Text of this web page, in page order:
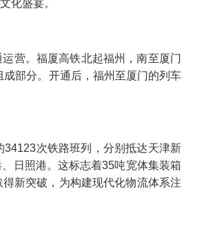
化盛宴。
。福厦高铁北起福州，南至厦门
成部分。开通后，福州至厦门的列车
次铁路班列，分别抵达天津新
日照港。这标志着35吨宽体集装箱
新突破，为构建现代化物流体系注